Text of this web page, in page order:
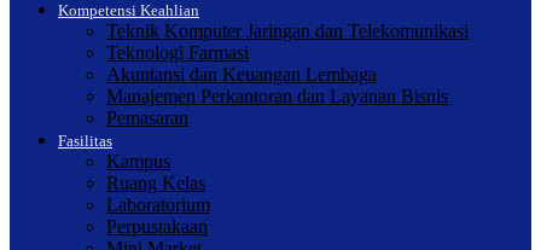
Kompetensi Keahlian
Teknik Komputer Jaringan dan Telekomunikasi
Teknologi Farmasi
Akuntansi dan Keuangan Lembaga
Manajemen Perkantoran dan Layanan Bisnis
Pemasaran
Fasilitas
Kampus
Ruang Kelas
Laboratorium
Perpustakaan